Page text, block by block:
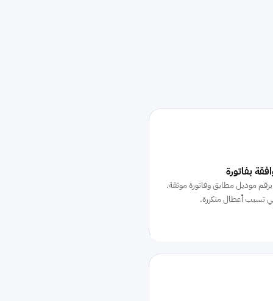
بفاتورة
موديل مطابق وفاتورة موثقة.
تسبب أعطال متكررة.